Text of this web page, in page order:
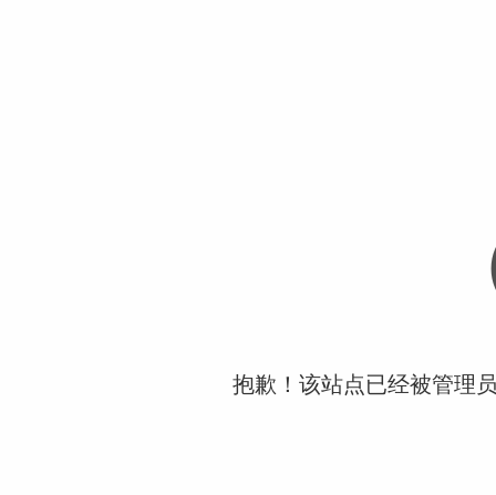
抱歉！该站点已经被管理